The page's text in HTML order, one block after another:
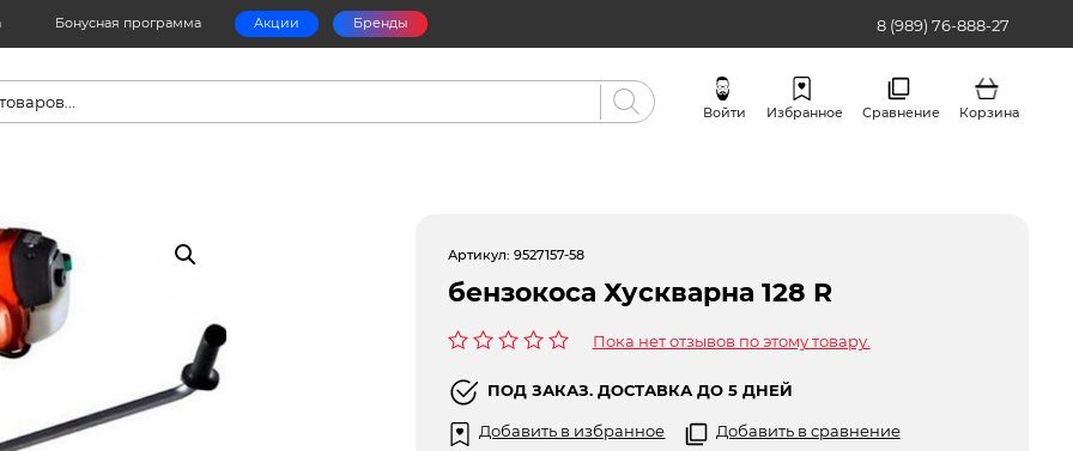
Бонусная программа Акции Бренды 8 (989) 76-888-27
Войти Избранное Сравнение Корзина
Артикул:9527157-58
бензокоса Хускварна 128 R
0
из
5
Пока нет отзывов по этому товару.
ПОД ЗАКАЗ. ДОСТАВКА ДО 5 ДНЕЙ
Добавить в избранное Добавить в сравнение